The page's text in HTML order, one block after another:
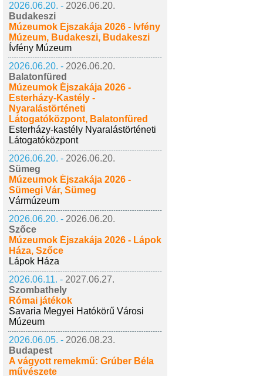
2026.06.20. - 2026.06.20.
Budakeszi
Múzeumok Éjszakája 2026 - Ívfény
Múzeum, Budakeszi, Budakeszi
Ívfény Múzeum
2026.06.20. - 2026.06.20.
Balatonfüred
Múzeumok Éjszakája 2026 -
Esterházy-Kastély -
Nyaralástörténeti
Látogatóközpont, Balatonfüred
Esterházy-kastély Nyaralástörténeti
Látogatóközpont
2026.06.20. - 2026.06.20.
Sümeg
Múzeumok Éjszakája 2026 -
Sümegi Vár, Sümeg
Vármúzeum
2026.06.20. - 2026.06.20.
Szőce
Múzeumok Éjszakája 2026 - Lápok
Háza, Szőce
Lápok Háza
2026.06.11. - 2027.06.27.
Szombathely
Római játékok
Savaria Megyei Hatókörű Városi
Múzeum
2026.06.05. - 2026.08.23.
Budapest
A vágyott remekmű: Grúber Béla
művészete